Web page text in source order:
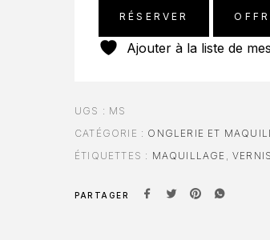
RÉSERVER
Ajouter à la liste de
UGS : MS
CATÉGORIE : ONGLERIE ET
ÉTIQUETTES : MAQUILLAGE ,
PARTAGER